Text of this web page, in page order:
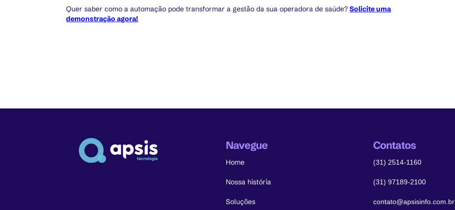
Quer saber como a automação pode transformar a gestão da sua operadora de saúde?Solicite uma
demonstração agora!
Navegue
Home
Nossa história
Soluções
Contatos
(31) 2514-1160
(31) 97189-2100
contato@apsisinfo.com.br